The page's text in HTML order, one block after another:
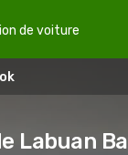
de voiture
Labuan